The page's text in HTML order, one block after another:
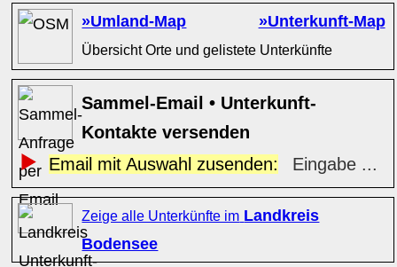
»Umland-Map »Unterkunft-Map
Übersicht Orte und gelistete Unterkünfte
Sammel-Email • Unterkunft-
Kontakte versenden
Email mit Auswahl zusenden:
Eingabe ...
Zeige alle Unterkünfte im Landkreis
Bodensee